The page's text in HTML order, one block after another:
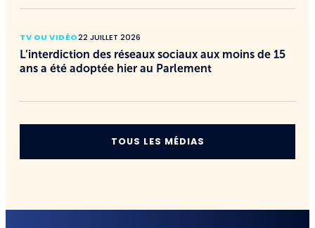
TV OU VIDÉO22 JUILLET 2026
L’interdiction des réseaux sociaux aux moins de 15
ans a été adoptée hier au Parlement
TOUS LES MÉDIAS